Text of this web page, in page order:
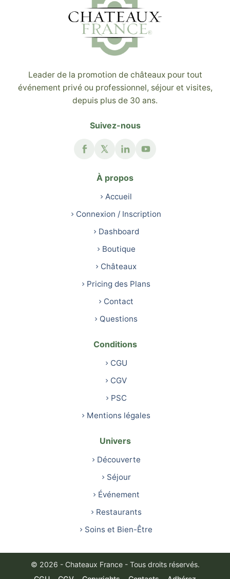
Leader de la promotion de châteaux pour tout
événement privé ou professionnel, séjour et visites,
depuis plus de 30 ans.
Suivez-nous
À propos
Accueil
Connexion / Inscription
Dashboard
Boutique
Châteaux
Pricing des Plans
Contact
Questions
Conditions
CGU
CGV
PSC
Mentions légales
Univers
Découverte
Séjour
Événement
Restaurants
Soins et Bien-Être
© 2026 - Chateaux France - Tous droits réservés.